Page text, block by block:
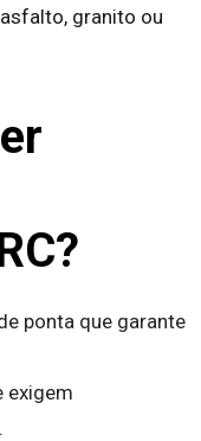
granito ou
ponta que garante
exigem